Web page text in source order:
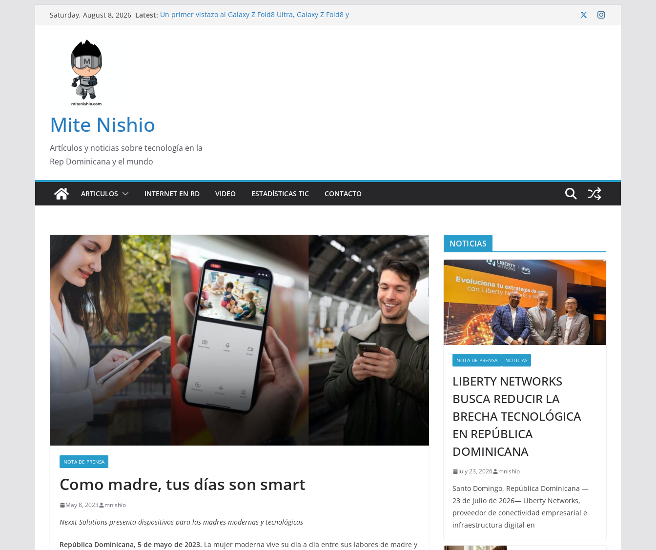
Saturday, August 8, 2026 Latest: Un primer vistazo al Galaxy Z Fold8 Ultra, Galaxy Z Fold8 y
Mite Nishio
Artículos y noticias sobre tecnología en la
Rep Dominicana y el mundo
ARTICULOS INTERNET EN RD VIDEO ESTADÍSTICAS TIC CONTACTO
NOTA DE PRENSA
Como madre, tus días son smart
May 8, 2023 mnishio
Nexxt Solutions presenta dispositivos para las madres modernas y tecnológicas
República Dominicana, 5 de mayo de 2023. La mujer moderna vive su día a día entre sus labores de madre y
NOTICIAS
NOTA DE PRENSA NOTICIAS
LIBERTY NETWORKS
BUSCA REDUCIR LA
BRECHA TECNOLÓGICA
EN REPÚBLICA
DOMINICANA
July 23, 2026 mnishio
Santo Domingo, República Dominicana —
23 de julio de 2026— Liberty Networks,
proveedor de conectividad empresarial e
infraestructura digital en